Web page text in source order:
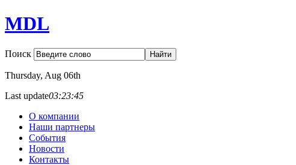
MDL
Поиск
Thursday, Aug 06th
Last update03:23:45
О компании
Наши партнеры
События
Новости
Контакты